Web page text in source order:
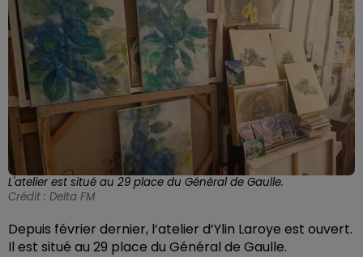
L'atelier est situé au 29 place du Général de Gaulle.
Crédit : Delta FM
Depuis février dernier, l’atelier d’Ylin Laroye est ouvert.
Il est situé au 29 place du Général de Gaulle.